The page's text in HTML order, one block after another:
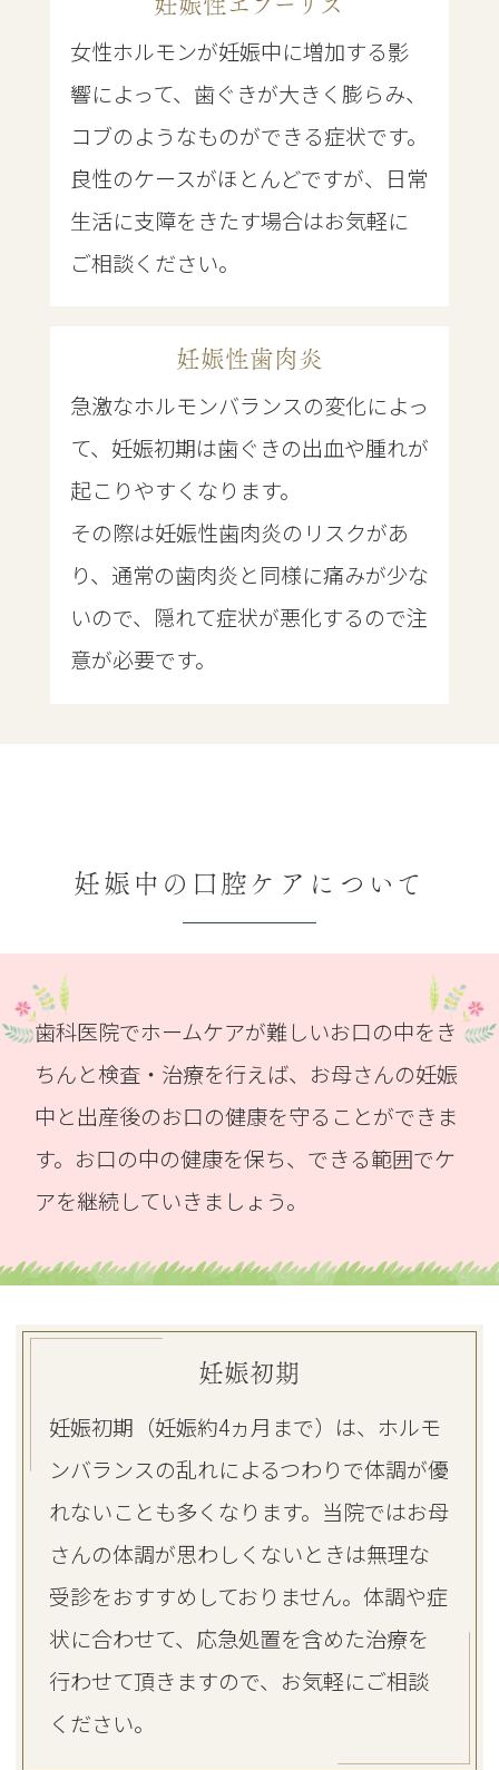
女性ホルモンが妊娠中に増加する影
響によって、歯ぐきが大きく膨らみ、
コブのようなものができる症状です。
良性のケースがほとんどですが、日常
生活に支障をきたす場合はお気軽に
ご相談ください。
妊娠性歯肉炎
急激なホルモンバランスの変化によっ
て、妊娠初期は歯ぐきの出血や腫れが
起こりやすくなります。
その際は妊娠性歯肉炎のリスクがあ
り、通常の歯肉炎と同様に痛みが少な
いので、隠れて症状が悪化するので注
意が必要です。
妊娠中の口腔ケアについて
歯科医院でホームケアが難しいお口の中をき
ちんと検査・治療を行えば、お母さんの妊娠
中と出産後のお口の健康を守ることができま
す。お口の中の健康を保ち、できる範囲でケ
アを継続していきましょう。
妊娠初期
妊娠初期（妊娠約4ヵ月まで）は、ホルモ
ンバランスの乱れによるつわりで体調が優
れないことも多くなります。当院ではお母
さんの体調が思わしくないときは無理な
受診をおすすめしておりません。体調や症
状に合わせて、応急処置を含めた治療を
行わせて頂きますので、お気軽にご相談
ください。